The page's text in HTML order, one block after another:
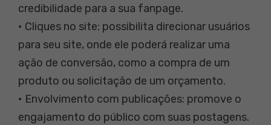
credibilidade para a sua fanpage.
• Cliques no site: possibilita direcionar usuários
para seu site, onde ele poderá realizar uma
ação de conversão, como a compra de um
produto ou solicitação de um orçamento.
• Envolvimento com publicações: promove o
engajamento do público com suas postagens.